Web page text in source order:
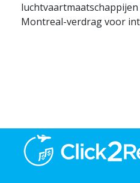
Montreal-verdrag voor